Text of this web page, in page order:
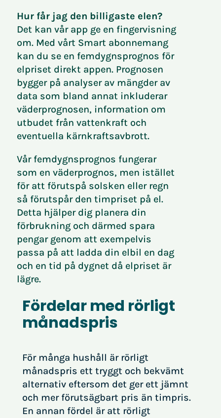
Hur får jag den billigaste elen?
Det kan vår app ge en fingervisning
om. Med vårt Smart abonnemang
kan du se en femdygnsprognos för
elpriset direkt appen. Prognosen
bygger på analyser av mängder av
data som bland annat inkluderar
väderprognosen, information om
utbudet från vattenkraft och
eventuella kärnkraftsavbrott.
Vår femdygnsprognos fungerar
som en väderprognos, men istället
för att förutspå solsken eller regn
så förutspår den timpriset på el.
Detta hjälper dig planera din
förbrukning och därmed spara
pengar genom att exempelvis
passa på att ladda din elbil en dag
och en tid på dygnet då elpriset är
lägre.
Fördelar med rörligt
månadspris
För många hushåll är rörligt
månadspris ett tryggt och bekvämt
alternativ eftersom det ger ett jämnt
och mer förutsägbart pris än timpris.
En annan fördel är att rörligt